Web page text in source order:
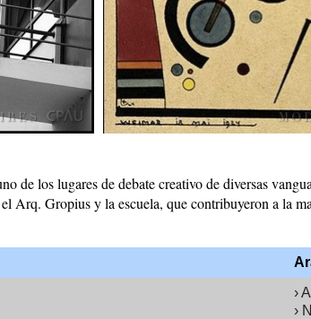
de los lugares de debate creativo de diversas
Arq. Gropius y la escuela, que contribuyeron a la
›
›